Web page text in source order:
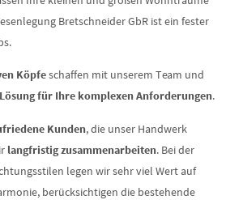
Bretschneider GbR ist ein fester
Köpfeschaffen mit unserem Team und
Lösung für Ihre komplexen Anforderungen.
Kunden, die unser Handwerk
langfristig zusammenarbeiten. Bei der
legen wir sehr viel Wert auf
berücksichtigen die bestehende